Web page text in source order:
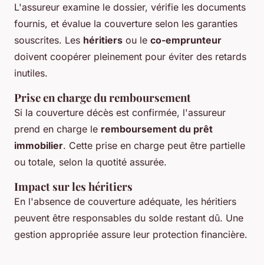
L'assureur examine le dossier, vérifie les documents
fournis, et évalue la couverture selon les garanties
souscrites. Les héritiers ou le co-emprunteur
doivent coopérer pleinement pour éviter des retards
inutiles.
Prise en charge du remboursement
Si la couverture décès est confirmée, l'assureur
prend en charge le remboursement du prêt
immobilier. Cette prise en charge peut être partielle
ou totale, selon la quotité assurée.
Impact sur les héritiers
En l'absence de couverture adéquate, les héritiers
peuvent être responsables du solde restant dû. Une
gestion appropriée assure leur protection financière.